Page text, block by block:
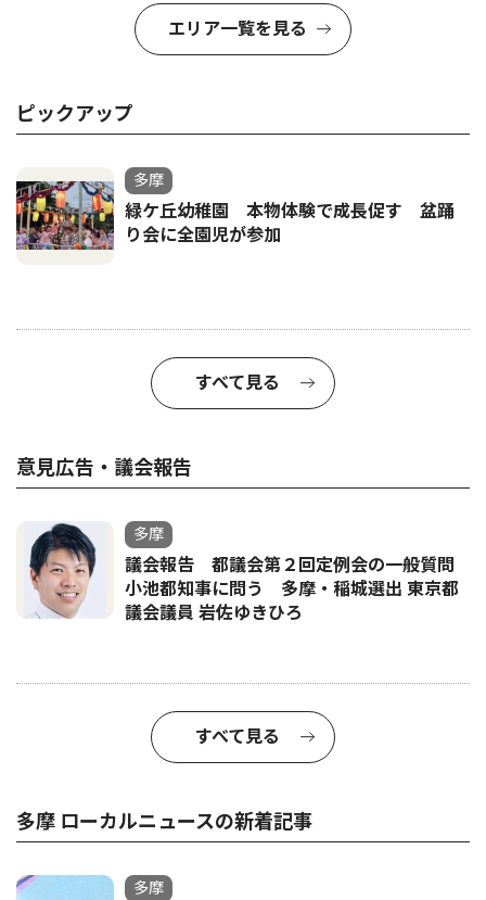
エリア一覧を見る
ピックアップ
多摩
緑ケ丘幼稚園 本物体験で成長促す 盆踊
り会に全園児が参加
すべて見る
意見広告・議会報告
多摩
議会報告 都議会第２回定例会の一般質問
小池都知事に問う 多摩・稲城選出 東京都
議会議員 岩佐ゆきひろ
すべて見る
多摩 ローカルニュースの新着記事
多摩